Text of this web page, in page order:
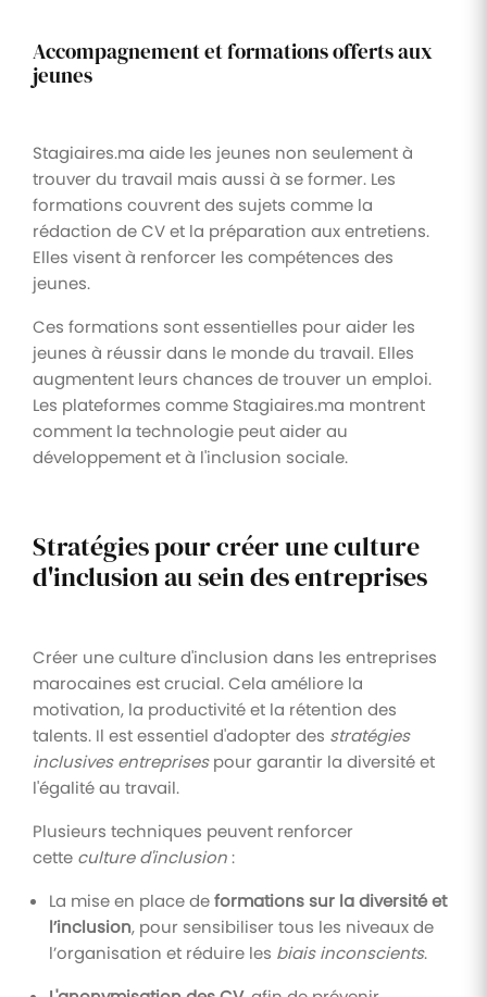
Accompagnement et formations offerts aux
jeunes
Stagiaires.ma aide les jeunes non seulement à
trouver du travail mais aussi à se former. Les
formations couvrent des sujets comme la
rédaction de CV et la préparation aux entretiens.
Elles visent à renforcer les compétences des
jeunes.
Ces formations sont essentielles pour aider les
jeunes à réussir dans le monde du travail. Elles
augmentent leurs chances de trouver un emploi.
Les plateformes comme Stagiaires.ma montrent
comment la technologie peut aider au
développement et à l'inclusion sociale.
Stratégies pour créer une culture
d'inclusion au sein des entreprises
Créer une culture d'inclusion dans les entreprises
marocaines est crucial. Cela améliore la
motivation, la productivité et la rétention des
talents. Il est essentiel d'adopter des stratégies
inclusives entreprisespour garantir la diversité et
l'égalité au travail.
Plusieurs techniques peuvent renforcer
cette culture d'inclusion:
La mise en place deformations sur la diversité et
l’inclusion, pour sensibiliser tous les niveaux de
l’organisation et réduire les biais inconscients.